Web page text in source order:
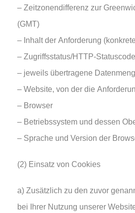
– Zeitzonendifferenz zur
(GMT)
– Inhalt der Anforderung
– Zugriffsstatus/HTTP-Statuscode
– jeweils übertragene
– Website, von der die
– Browser
– Betriebssystem und dessen
– Sprache und Version der
(2) Einsatz von Cookies
a) Zusätzlich zu den zuvor
bei Ihrer Nutzung unserer